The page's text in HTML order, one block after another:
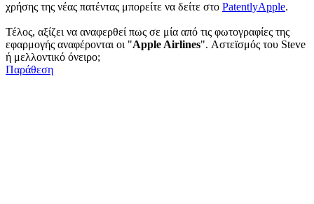
χρήσης της νέας πατέντας μπορείτε να δείτε στο PatentlyApple.
Τέλος, αξίζει να αναφερθεί πως σε μία από τις φωτογραφίες της
εφαρμογής αναφέρονται οι "Apple Airlines". Αστεϊσμός του Steve
ή μελλοντικό όνειρο;
Παράθεση